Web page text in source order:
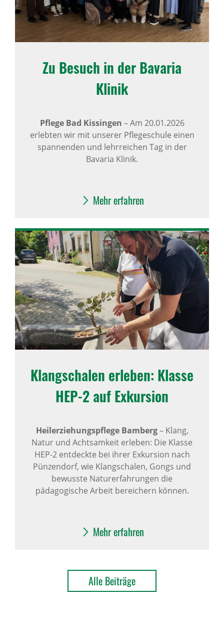
Zu Besuch in der Bavaria
Klinik
Pflege Bad Kissingen – Am 20.01.2026
erlebten wir mit unserer Pflegeschule einen
spannenden und lehrreichen Tag in der
Bavaria Klinik.
Mehr erfahren
Klangschalen erleben: Klasse
HEP-2 auf Exkursion
Heilerziehungspflege Bamberg– Klang,
Natur und Achtsamkeit erleben: Die Klasse
HEP-2 entdeckte bei ihrer Exkursion nach
Pünzendorf, wie Klangschalen, Gongs und
bewusste Naturerfahrungen die
pädagogische Arbeit bereichern können.
Mehr erfahren
Alle Beiträge